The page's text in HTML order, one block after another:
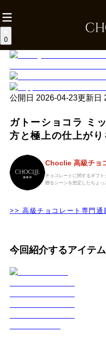
0
公開日 2026-04-23更新日
ガトーショコラ ミ
方と極上の仕上が
Choclie 高級チョ
チョコレートに関するギフト
贈るシーンを想定したちょ
>> 高級チョコレート専門
今回紹介するアイテ